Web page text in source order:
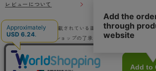
レビューについて
本ウェブサイト上に掲載されている画像、イラストなどの著作
ギオンラインショップの了承なく無断で使用、複製する